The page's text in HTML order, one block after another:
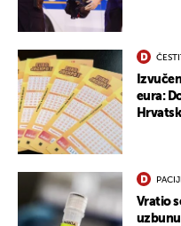
eura:
Vratio